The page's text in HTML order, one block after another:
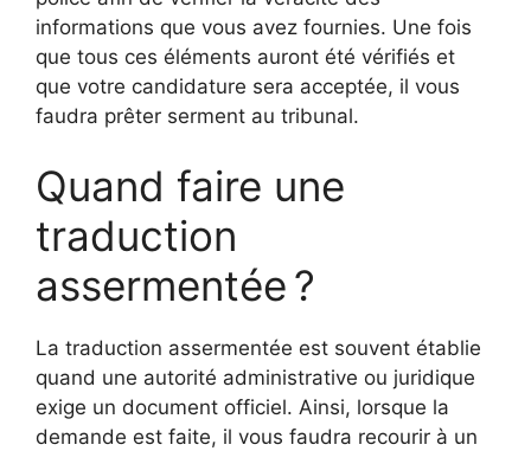
informations que vous avez fournies. Une fois
que tous ces éléments auront été vérifiés et
que votre candidature sera acceptée, il vous
faudra prêter serment au tribunal.
Quand faire une
traduction
assermentée ?
La traduction assermentée est souvent établie
quand une autorité administrative ou juridique
exige un document officiel. Ainsi, lorsque la
demande est faite, il vous faudra recourir à un